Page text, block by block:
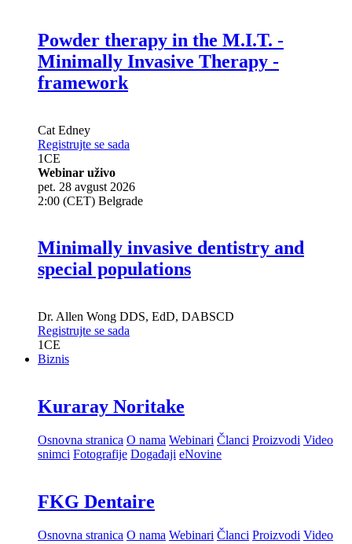
Powder therapy in the M.I.T. -
Minimally Invasive Therapy -
framework
Cat Edney
Registrujte se sada
1CE
Webinar uživo
pet. 28 avgust 2026
Minimally invasive dentistry and
special populations
Dr.Allen WongDDS, EdD, DABSCD
Registrujte se sada
1CE
Kuraray Noritake
Osnovna stranica O nama Webinari Članci
FKG Dentaire